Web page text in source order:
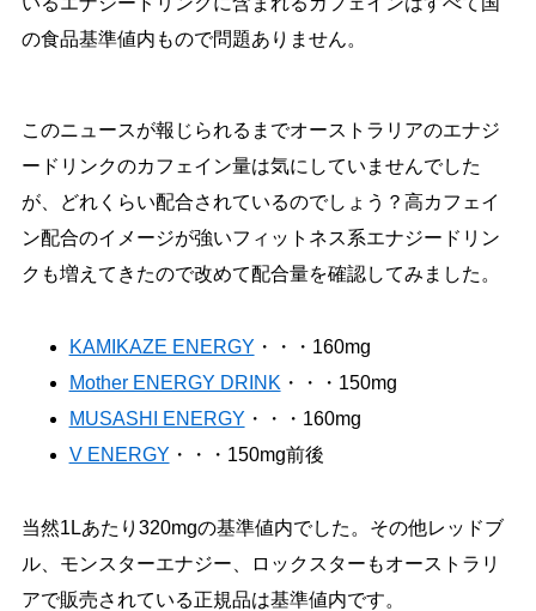
の食品基準値内もので問題ありません。
このニュースが報じられるまでオーストラリアのエナジ
ードリンクのカフェイン量は気にしていませんでした
が、どれくらい配合されているのでしょう？高カフェイ
ン配合のイメージが強いフィットネス系エナジードリン
クも増えてきたので改めて配合量を確認してみました。
KAMIKAZE ENERGY ・・・160mg
Mother ENERGY DRINK ・・・150mg
MUSASHI ENERGY ・・・160mg
V ENERGY ・・・150mg前後
当然1Lあたり320mgの基準値内でした。その他レッドブ
ル、モンスターエナジー、ロックスターもオーストラリ
アで販売されている正規品は基準値内です。